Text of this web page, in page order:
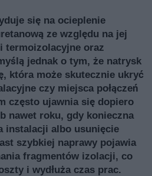
się na ocieplenie
ze względu na jej
termoizolacyjne oraz
jednak o tym, że natrysk
która może skutecznie ukryć
czy miejsca połączeń
często ujawnia się dopiero
nawet roku, gdy konieczna
instalacji albo usunięcie
szybkiej naprawy pojawia
fragmentów izolacji, co
i wydłuża czas prac.